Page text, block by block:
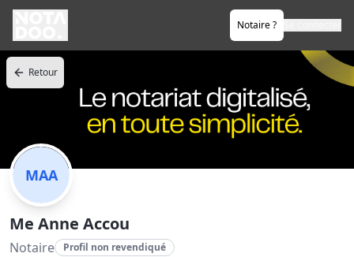
Notaire ?
Retour
MAA
Me Anne Accou
Notaire Profil non revendiqué